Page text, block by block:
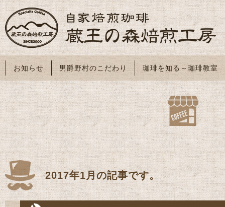
お知らせ 男爵野村のこだわり 珈琲を知る～珈琲教室
2017年1月の記事です。